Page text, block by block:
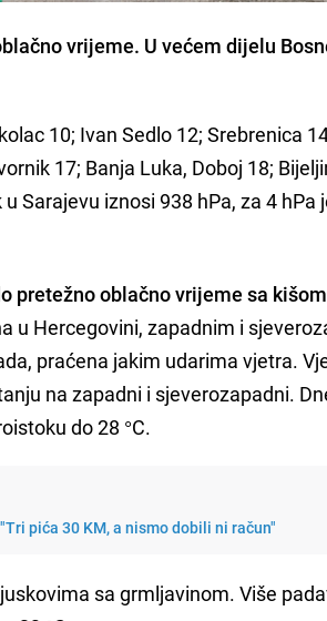
vrijeme. U većem dijelu
10; Ivan Sedlo 12; Srebrenica
17; Banja Luka, Doboj 18;
Sarajevu iznosi 938 hPa, za 4 hPa
pretežno oblačno vrijeme sa
u Hercegovini, zapadnim i
praćena jakim udarima vjetra.
na zapadni i sjeverozapadni.
do 28 °C.
pića 30 KM, a nismo dobili ni račun"
sa grmljavinom. Više